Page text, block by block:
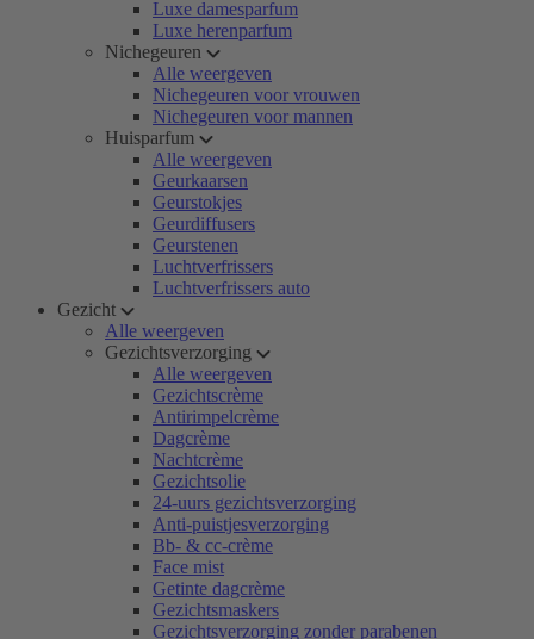
Luxe damesparfum
Luxe herenparfum
Nichegeuren
Alle weergeven
Nichegeuren voor vrouwen
Nichegeuren voor mannen
Huisparfum
Alle weergeven
Geurkaarsen
Geurstokjes
Geurdiffusers
Geurstenen
Luchtverfrissers
Luchtverfrissers auto
Gezicht
Alle weergeven
Gezichtsverzorging
Alle weergeven
Gezichtscrème
Antirimpelcrème
Dagcrème
Nachtcrème
Gezichtsolie
24-uurs gezichtsverzorging
Anti-puistjesverzorging
Bb- & cc-crème
Face mist
Getinte dagcrème
Gezichtsmaskers
Gezichtsverzorging zonder parabenen